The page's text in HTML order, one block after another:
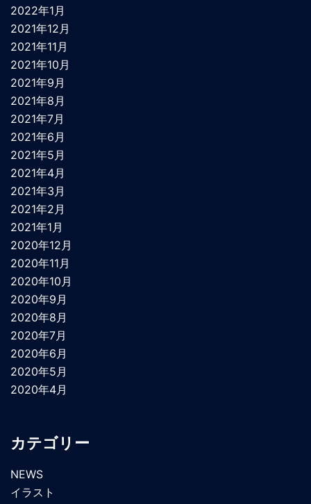
2022年1月
2021年12月
2021年11月
2021年10月
2021年9月
2021年8月
2021年7月
2021年6月
2021年5月
2021年4月
2021年3月
2021年2月
2021年1月
2020年12月
2020年11月
2020年10月
2020年9月
2020年8月
2020年7月
2020年6月
2020年5月
2020年4月
カテゴリー
NEWS
イラスト